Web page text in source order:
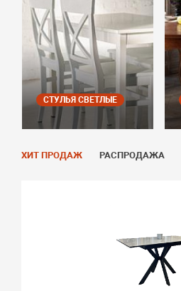
СТУЛЬЯ СВЕТЛЫЕ
ХИТ ПРОДАЖ РАСПРОДАЖА